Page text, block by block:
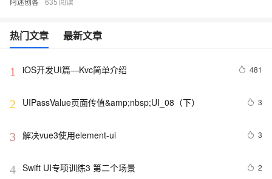
热门文章 最新文章
1 iOS开发UI篇—Kvc简单介绍 481
2 UIPassValue页面传值&amp;nbsp;UI_08（下） 3
3 解决vue3使用element-ui 3
4 Swift UI专项训练3 第二个场景 2